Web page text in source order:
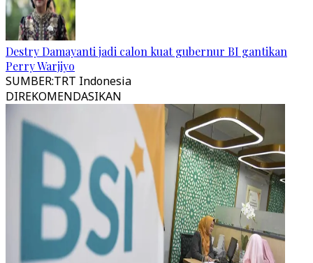
Destry Damayanti jadi calon kuat gubernur BI gantikan
Perry Warjiyo
SUMBER:TRT Indonesia
DIREKOMENDASIKAN